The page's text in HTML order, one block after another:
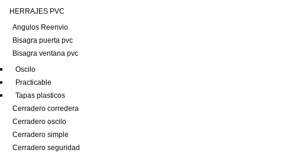
HERRAJES PVC
Angulos Reenvio
Bisagra puerta pvc
Bisagra ventana pvc
Oscilo
Practicable
Tapas plasticos
Cerradero corredera
Cerradero oscilo
Cerradero simple
Cerradero seguridad